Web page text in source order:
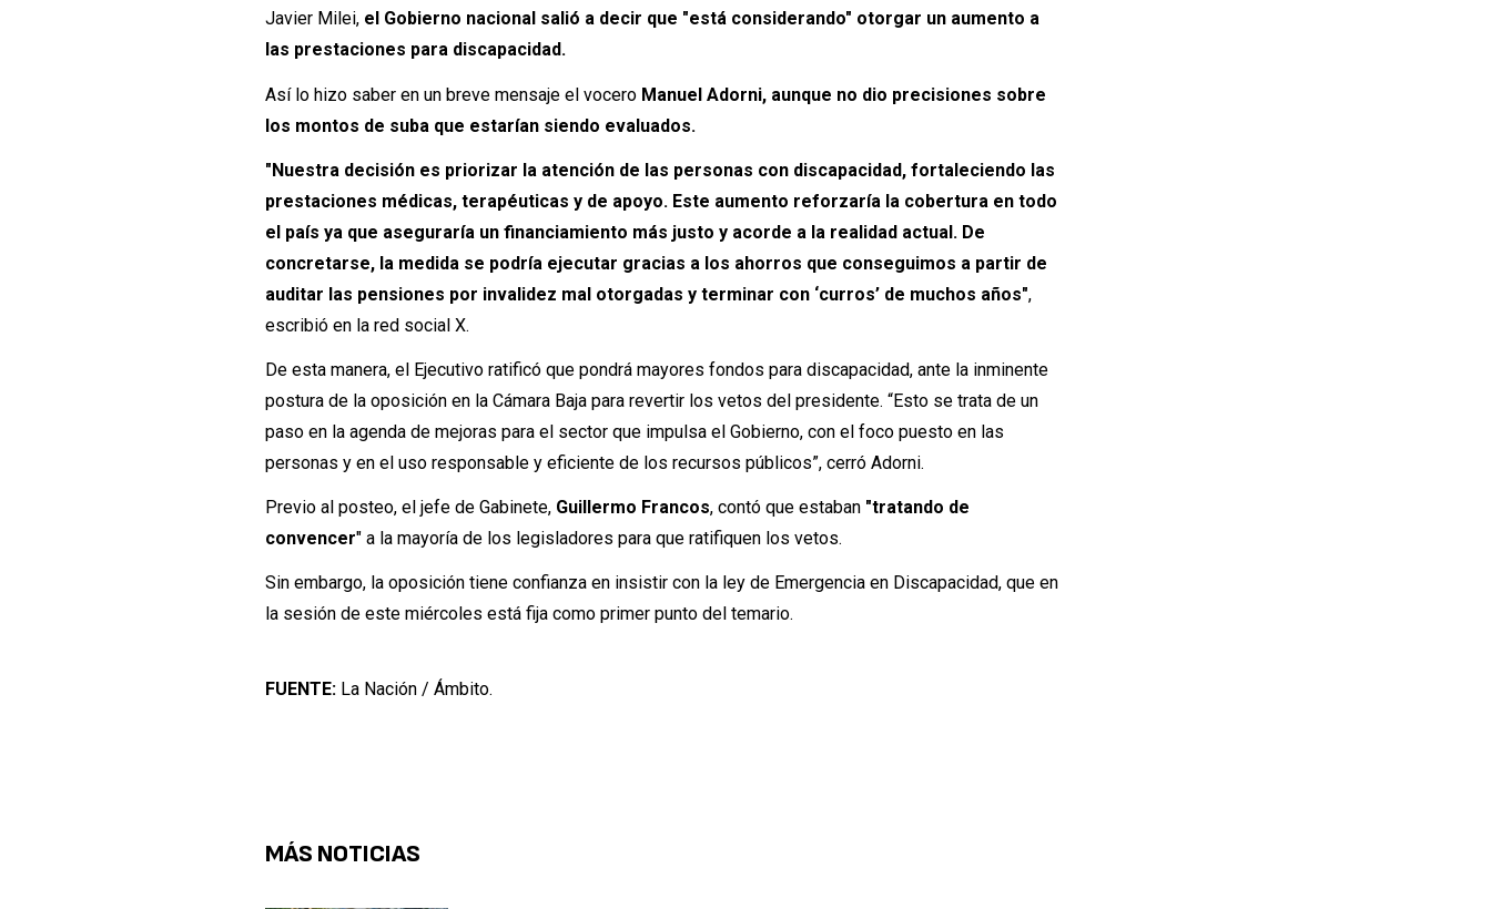
Javier Milei, el Gobierno nacional salió a decir que "está considerando" otorgar un aumento a
las prestaciones para discapacidad.
Así lo hizo saber en un breve mensaje el vocero Manuel Adorni, aunque no dio precisiones sobre
los montos de suba que estarían siendo evaluados.
"Nuestra decisión es priorizar la atención de las personas con discapacidad, fortaleciendo las
prestaciones médicas, terapéuticas y de apoyo. Este aumento reforzaría la cobertura en todo
el país ya que aseguraría un financiamiento más justo y acorde a la realidad actual. De
concretarse, la medida se podría ejecutar gracias a los ahorros que conseguimos a partir de
auditar las pensiones por invalidez mal otorgadas y terminar con ‘curros’ de muchos años",
escribió en la red social X.
De esta manera, el Ejecutivo ratificó que pondrá mayores fondos para discapacidad, ante la inminente
postura de la oposición en la Cámara Baja para revertir los vetos del presidente. “Esto se trata de un
paso en la agenda de mejoras para el sector que impulsa el Gobierno, con el foco puesto en las
personas y en el uso responsable y eficiente de los recursos públicos”, cerró Adorni.
Previo al posteo, el jefe de Gabinete, Guillermo Francos, contó que estaban "tratando de
convencer" a la mayoría de los legisladores para que ratifiquen los vetos.
Sin embargo, la oposición tiene confianza en insistir con la ley de Emergencia en Discapacidad, que en
la sesión de este miércoles está fija como primer punto del temario.
FUENTE: La Nación / Ámbito.
MÁS NOTICIAS